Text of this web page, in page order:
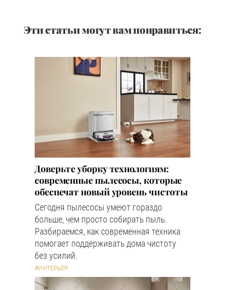
Эти статьи могут вам понравиться:
Доверьте уборку технологиям:
современные пылесосы, которые
обеспечат новый уровень чистоты
Сегодня пылесосы умеют гораздо
больше, чем просто собирать пыль.
Разбираемся, как современная техника
помогает поддерживать дома чистоту
без усилий.
#ИНТЕРЬЕР